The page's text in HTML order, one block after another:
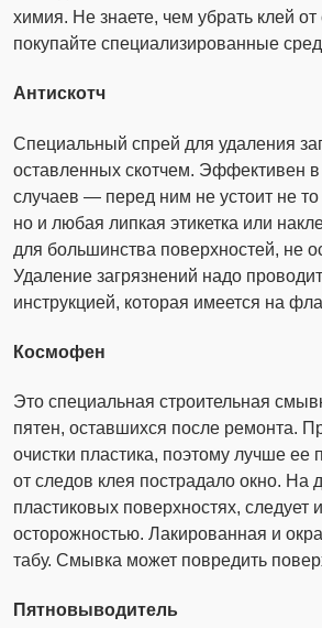
химия. Не знаете, чем убрать клей
покупайте специализированные
Антискотч
Специальный спрей для удаления
оставленных скотчем. Эффективен
случаев — перед ним не устоит не то
но и любая липкая этикетка или
для большинства поверхностей, не
Удаление загрязнений надо
инструкцией, которая имеется на
Космофен
Это специальная строительная
пятен, оставшихся после ремонта.
очистки пластика, поэтому лучше ее
от следов клея пострадало окно. На
пластиковых поверхностях, следует
осторожностью. Лакированная и
табу. Смывка может повредить
Пятновыводитель